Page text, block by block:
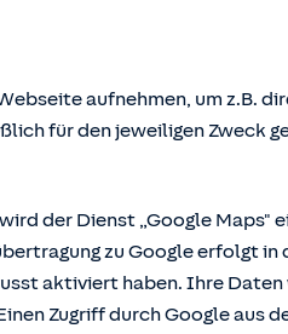
aufnehmen, um z.B.
für den jeweiligen Zweck
der Dienst „Google Maps"
zu Google erfolgt in
aktiviert haben. Ihre
Zugriff durch Google aus